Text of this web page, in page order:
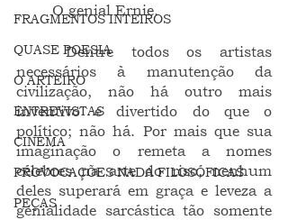
FRAGMENTOS INTEIROS
QUASE POESIA
O ARTEIRO
ENTREVISTAS
CINEMA
PROVOCAÇÕES NADA FILOSÓFICAS
PEÇAS
	O genial Ernie.
	Dentre todos os artistas
necessários à manutenção da
civilização, não há outro mais
inventivo e divertido do que o
político; não há. Por mais que sua
imaginação o remeta a nomes
célebres na arte do riso, nenhum
deles superará em graça e leveza a
genialidade sarcástica tão somente